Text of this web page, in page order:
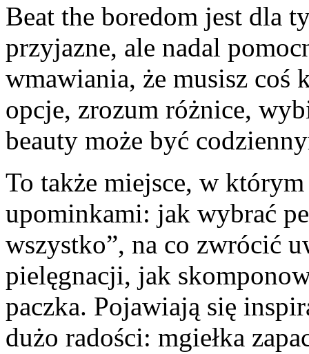
Beat the boredom jest dla
przyjazne, ale nadal
wmawiania, że musisz coś
opcje, zrozum różnice,
beauty może być
To także miejsce, w
upominkami: jak wybrać
wszystko”, na co zwrócić
pielęgnacji, jak
paczka. Pojawiają się
dużo radości: mgiełka